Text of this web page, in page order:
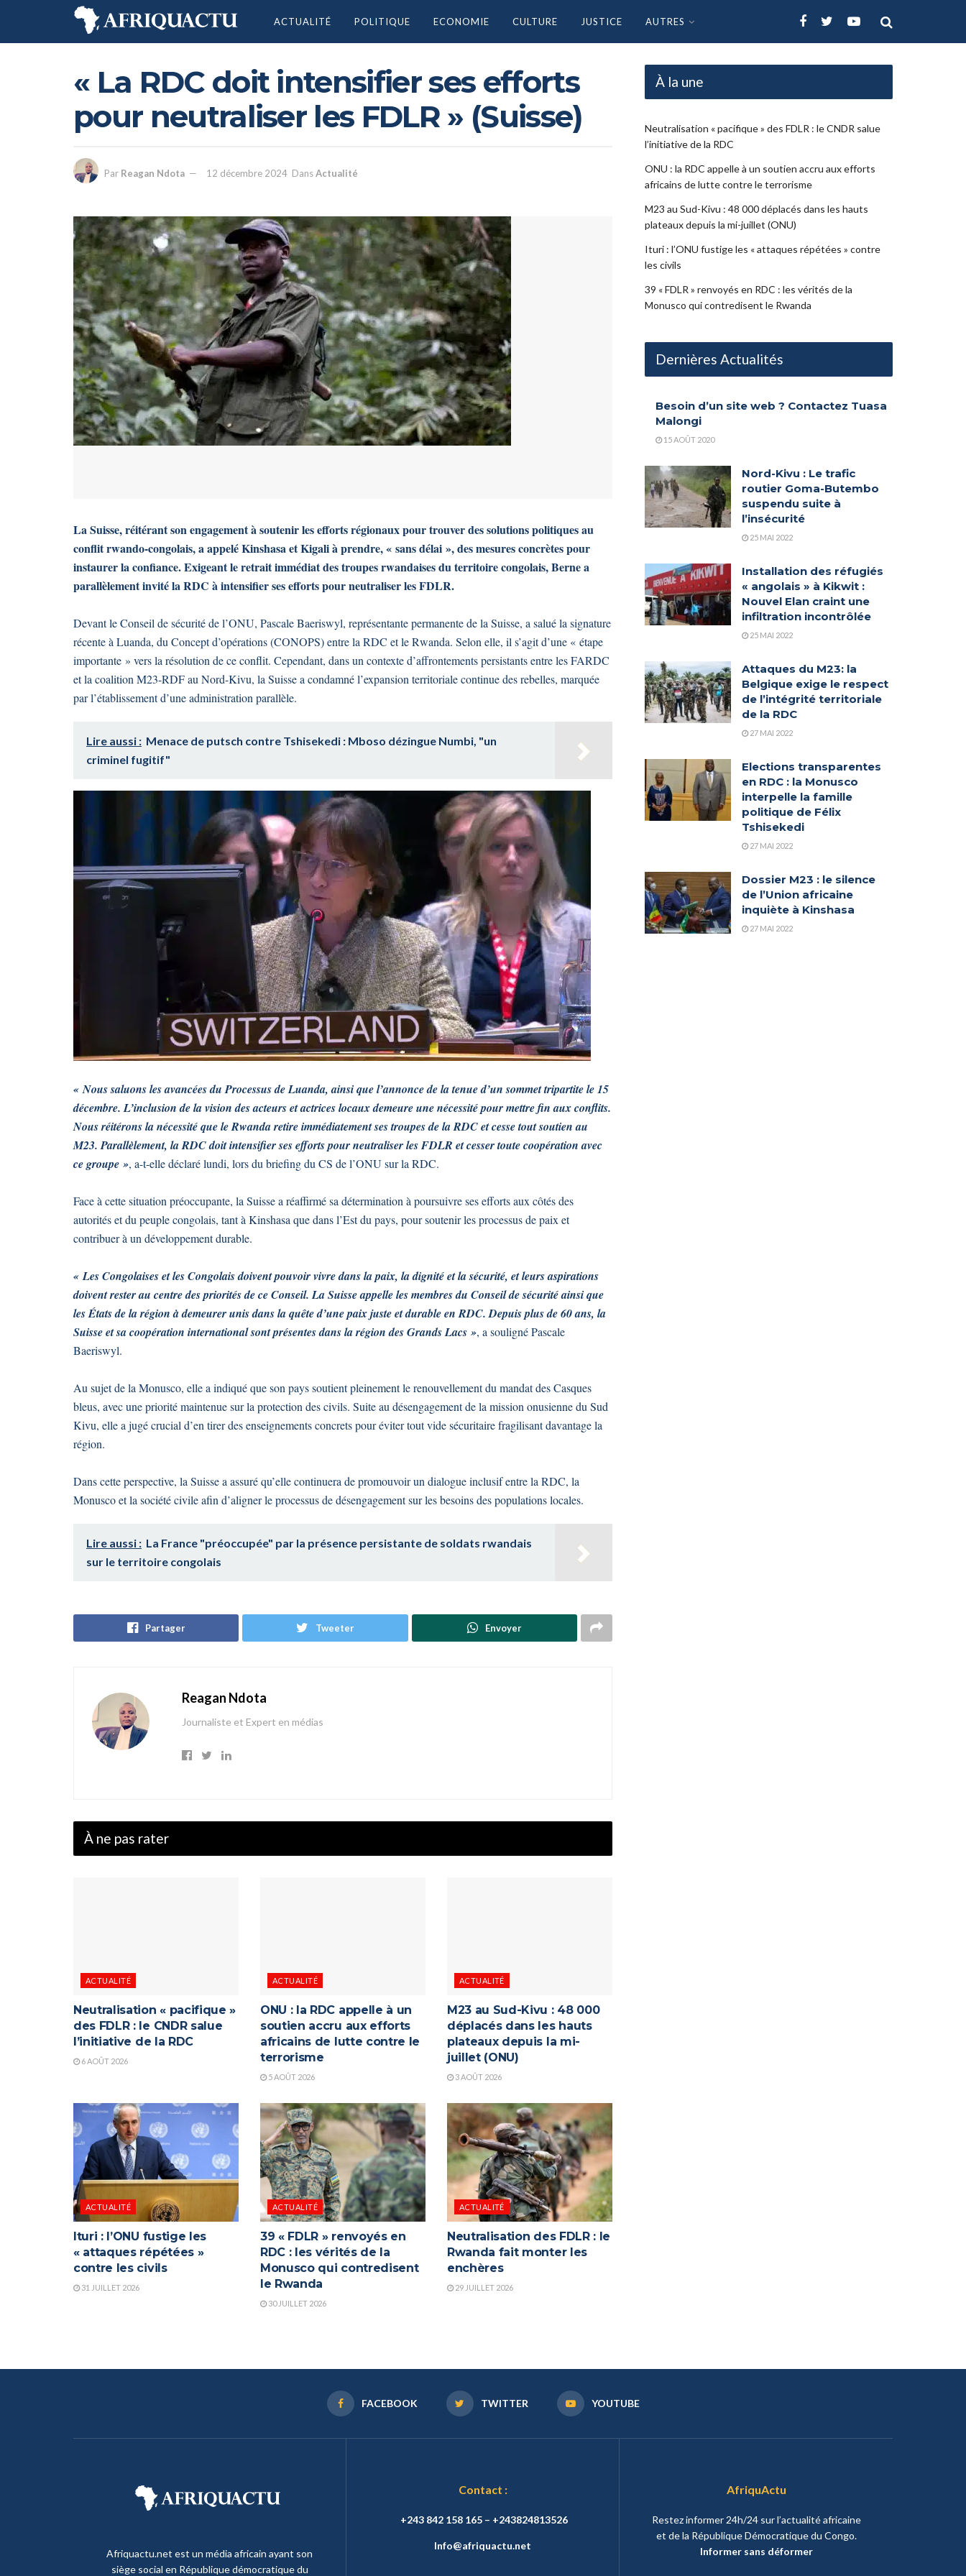
ACTUALITÉ POLITIQUE ECONOMIE CULTURE JUSTICE AUTRES
« La RDC doit intensifier ses efforts
pour neutraliser les FDLR » (Suisse)
Par Reagan Ndota 12 décembre 2024 DansActualité
La Suisse, réitérant son engagement à soutenir les efforts régionaux pour trouver des solutions politiques au
conflit rwando-congolais, a appelé Kinshasa et Kigali à prendre, « sans délai », des mesures concrètes pour
instaurer la confiance. Exigeant le retrait immédiat des troupes rwandaises du territoire congolais, Berne a
parallèlement invité la RDC à intensifier ses efforts pour neutraliser les FDLR.
Devant le Conseil de sécurité de l’ONU, Pascale Baeriswyl, représentante permanente de la Suisse, a salué la signature
récente à Luanda, du Concept d’opérations (CONOPS) entre la RDC et le Rwanda. Selon elle, il s’agit d’une « étape
importante » vers la résolution de ce conflit. Cependant, dans un contexte d’affrontements persistants entre les FARDC
et la coalition M23-RDF au Nord-Kivu, la Suisse a condamné l’expansion territoriale continue des rebelles, marquée
par l’établissement d’une administration parallèle.
Lire aussi : Menace de putsch contre Tshisekedi : Mboso dézingue Numbi, "un
criminel fugitif"
« Nous saluons les avancées du Processus de Luanda, ainsi que l’annonce de la tenue d’un sommet tripartite le 15
décembre. L’inclusion de la vision des acteurs et actrices locaux demeure une nécessité pour mettre fin aux conflits.
Nous réitérons la nécessité que le Rwanda retire immédiatement ses troupes de la RDC et cesse tout soutien au
M23. Parallèlement, la RDC doit intensifier ses efforts pour neutraliser les FDLR et cesser toute coopération avec
ce groupe », a-t-elle déclaré lundi, lors du briefing du CS de l’ONU sur la RDC.
Face à cette situation préoccupante, la Suisse a réaffirmé sa détermination à poursuivre ses efforts aux côtés des
autorités et du peuple congolais, tant à Kinshasa que dans l’Est du pays, pour soutenir les processus de paix et
contribuer à un développement durable.
« Les Congolaises et les Congolais doivent pouvoir vivre dans la paix, la dignité et la sécurité, et leurs aspirations
doivent rester au centre des priorités de ce Conseil. La Suisse appelle les membres du Conseil de sécurité ainsi que
les États de la région à demeurer unis dans la quête d’une paix juste et durable en RDC. Depuis plus de 60 ans, la
Suisse et sa coopération international sont présentes dans la région des Grands Lacs », a souligné Pascale
Baeriswyl.
Au sujet de la Monusco, elle a indiqué que son pays soutient pleinement le renouvellement du mandat des Casques
bleus, avec une priorité maintenue sur la protection des civils. Suite au désengagement de la mission onusienne du Sud
Kivu, elle a jugé crucial d’en tirer des enseignements concrets pour éviter tout vide sécuritaire fragilisant davantage la
région.
Dans cette perspective, la Suisse a assuré qu’elle continuera de promouvoir un dialogue inclusif entre la RDC, la
Monusco et la société civile afin d’aligner le processus de désengagement sur les besoins des populations locales.
Lire aussi : La France "préoccupée" par la présence persistante de soldats rwandais
sur le territoire congolais
Partager Tweeter Envoyer
Reagan Ndota
Journaliste et Expert en médias
À ne pas rater
ACTUALITÉ
Neutralisation « pacifique »
des FDLR : le CNDR salue
l’initiative de la RDC
6 AOÛT 2026
ACTUALITÉ
ONU : la RDC appelle à un
soutien accru aux efforts
africains de lutte contre le
terrorisme
5 AOÛT 2026
ACTUALITÉ
M23 au Sud-Kivu : 48 000
déplacés dans les hauts
plateaux depuis la mi-
juillet (ONU)
3 AOÛT 2026
ACTUALITÉ
Ituri : l’ONU fustige les
« attaques répétées »
contre les civils
31 JUILLET 2026
ACTUALITÉ
39 « FDLR » renvoyés en
RDC : les vérités de la
Monusco qui contredisent
le Rwanda
30 JUILLET 2026
ACTUALITÉ
Neutralisation des FDLR : le
Rwanda fait monter les
enchères
29 JUILLET 2026
À la une
Neutralisation « pacifique » des FDLR : le CNDR salue
l’initiative de la RDC
ONU : la RDC appelle à un soutien accru aux efforts
africains de lutte contre le terrorisme
M23 au Sud-Kivu : 48 000 déplacés dans les hauts
plateaux depuis la mi-juillet (ONU)
Ituri : l’ONU fustige les « attaques répétées » contre
les civils
39 « FDLR » renvoyés en RDC : les vérités de la
Monusco qui contredisent le Rwanda
Dernières Actualités
Besoin d’un site web ? Contactez Tuasa
Malongi
15 AOÛT 2020
Nord-Kivu : Le trafic
routier Goma-Butembo
suspendu suite à
l’insécurité
25 MAI 2022
Installation des réfugiés
« angolais » à Kikwit :
Nouvel Elan craint une
infiltration incontrôlée
25 MAI 2022
Attaques du M23: la
Belgique exige le respect
de l’intégrité territoriale
de la RDC
27 MAI 2022
Elections transparentes
en RDC : la Monusco
interpelle la famille
politique de Félix
Tshisekedi
27 MAI 2022
Dossier M23 : le silence
de l’Union africaine
inquiète à Kinshasa
27 MAI 2022
FACEBOOK TWITTER YOUTUBE
Afriquactu.net est un média africain ayant son
siège social en République démocratique du
Contact :
+243 842 158 165 – +243824813526
Info@afriquactu.net
AfriquActu
Restez informer 24h/24 sur l’actualité africaine
et de la République Démocratique du Congo.
Informer sans déformer